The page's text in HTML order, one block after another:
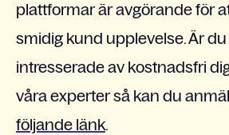
plattformar är avgörande för
smidig kund upplevelse. Är
intresserade av kostnadsfri
våra experter så kan du
följande länk.